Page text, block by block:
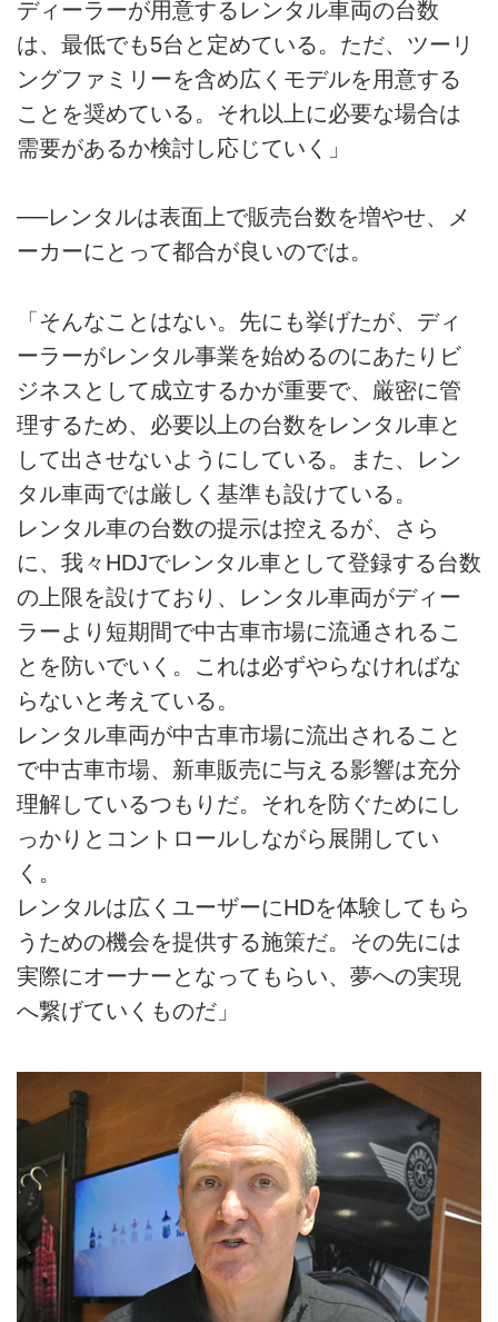
ディーラーが用意するレンタル車両の台数
は、最低でも5台と定めている。ただ、ツーリ
ングファミリーを含め広くモデルを用意する
ことを奨めている。それ以上に必要な場合は
需要があるか検討し応じていく」
──レンタルは表面上で販売台数を増やせ、メ
ーカーにとって都合が良いのでは。
「そんなことはない。先にも挙げたが、ディ
ーラーがレンタル事業を始めるのにあたりビ
ジネスとして成立するかが重要で、厳密に管
理するため、必要以上の台数をレンタル車と
して出させないようにしている。また、レン
タル車両では厳しく基準も設けている。
レンタル車の台数の提示は控えるが、さら
に、我々HDJでレンタル車として登録する台数
の上限を設けており、レンタル車両がディー
ラーより短期間で中古車市場に流通されるこ
とを防いでいく。これは必ずやらなければな
らないと考えている。
レンタル車両が中古車市場に流出されること
で中古車市場、新車販売に与える影響は充分
理解しているつもりだ。それを防ぐためにし
っかりとコントロールしながら展開してい
く。
レンタルは広くユーザーにHDを体験してもら
うための機会を提供する施策だ。その先には
実際にオーナーとなってもらい、夢への実現
へ繋げていくものだ」